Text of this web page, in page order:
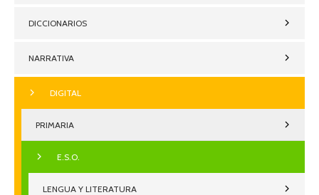
DICCIONARIOS
NARRATIVA
DIGITAL
PRIMARIA
E.S.O.
LENGUA Y LITERATURA